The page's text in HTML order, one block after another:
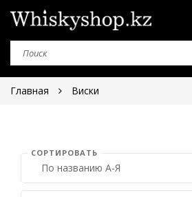
Главная Виски
СОРТИРОВАТЬ
Страна